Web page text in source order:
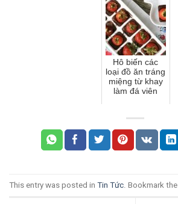
Hô biến các
loại đồ ăn tráng
miệng từ khay
làm đá viên
This entry was posted in Tin Tức . Bookmark the